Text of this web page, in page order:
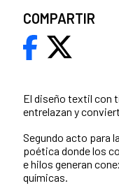
El diseño textil con
entrelazan y
Segundo acto para
poética donde los
e hilos generan
químicas.
COMPARTIR